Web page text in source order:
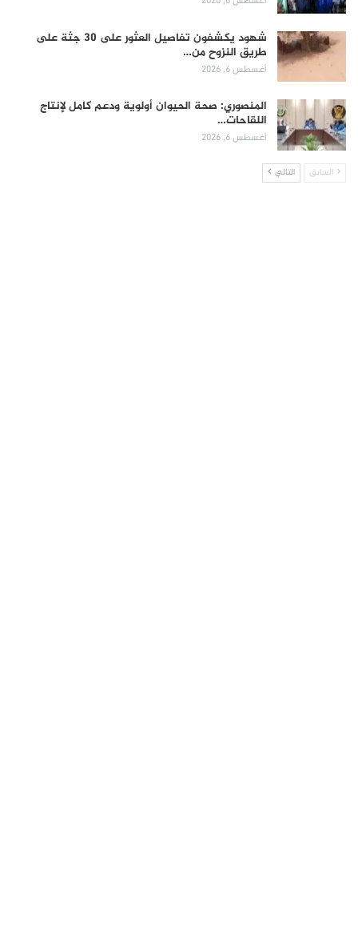
شهود يكشفون تفاصيل العثور على 30 جثة على
طريق النزوح من…
أغسطس 6, 2026
المنصوري: صحة الحيوان أولوية ودعم كامل لإنتاج
اللقاحات…
أغسطس 6, 2026
السابق التالي